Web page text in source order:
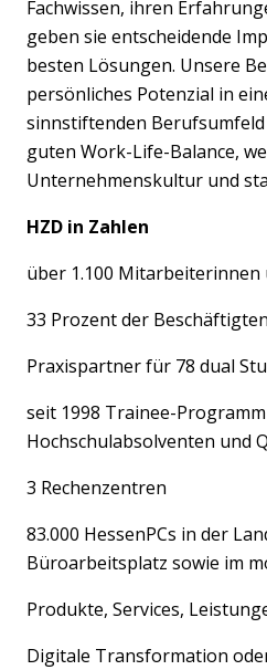
Fachwissen, ihren
geben sie entscheidende
besten Lösungen. Unsere
persönliches Potenzial in
sinnstiftenden
guten Work-Life-Balance,
Unternehmenskultur und
HZD in Zahlen
über 1.100
33 Prozent der
Praxispartner für 78 dual
seit 1998 Trainee-
Hochschulabsolventen und
3 Rechenzentren
83.000 HessenPCs in der
Büroarbeitsplatz sowie im
Produkte, Services,
Digitale Transformation